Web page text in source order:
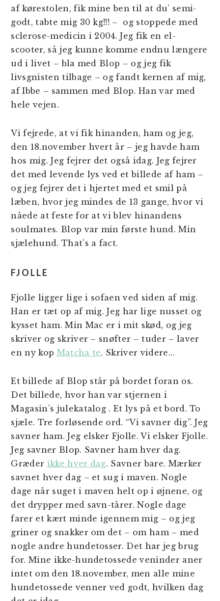
af kørestolen, fik mine ben til at du’ semi-
godt, tabte mig 30 kg!!! – og stoppede med
sclerose-medicin i 2004. Jeg fik en el-
scooter, så jeg kunne komme endnu længere
ud i livet – bla med Blop – og jeg fik
livsgnisten tilbage – og fandt kernen af mig,
af Ibbe – sammen med Blop. Han var med
hele vejen.
Vi fejrede, at vi fik hinanden, ham og jeg,
den 18.november hvert år – jeg havde ham
hos mig. Jeg fejrer det også idag. Jeg fejrer
det med levende lys ved et billede af ham –
og jeg fejrer det i hjertet med et smil på
læben, hvor jeg mindes de 13 gange, hvor vi
nåede at feste for at vi blev hinandens
soulmates. Blop var min første hund. Min
sjælehund. That’s a fact.
FJOLLE
Fjolle ligger lige i sofaen ved siden af mig.
Han er tæt op af mig. Jeg har lige nusset og
kysset ham. Min Mac er i mit skød, og jeg
skriver og skriver – snøfter – tuder – laver
en ny kop Matcha te. Skriver videre…
Et billede af Blop står på bordet foran os.
Det billede, hvor han var stjernen i
Magasin’s julekatalog . Et lys på et bord. To
sjæle. Tre forløsende ord. “Vi savner dig”. Jeg
savner ham. Jeg elsker Fjolle. Vi elsker Fjolle.
Jeg savner Blop. Savner ham hver dag.
Græder ikke hver dag. Savner bare. Mærker
savnet hver dag – et sug i maven. Nogle
dage når suget i maven helt op i øjnene, og
det drypper med savn-tårer. Nogle dage
farer et kært minde igennem mig – og jeg
griner og snakker om det – om ham – med
nogle andre hundetosser. Det har jeg brug
for. Mine ikke-hundetossede veninder aner
intet om den 18.november, men alle mine
hundetossede venner ved godt, hvilken dag